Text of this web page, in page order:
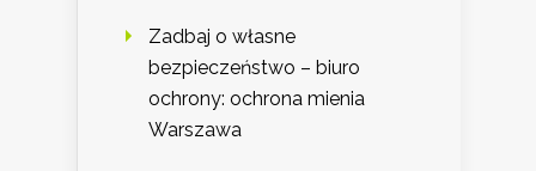
Zadbaj o własne
bezpieczeństwo – biuro
ochrony: ochrona mienia
Warszawa